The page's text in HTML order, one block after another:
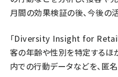
月間の効果検証の後、今後の
「Diversity Insight for Retail
客の年齢や性別を特定するほ
内での行動データなどを、匿